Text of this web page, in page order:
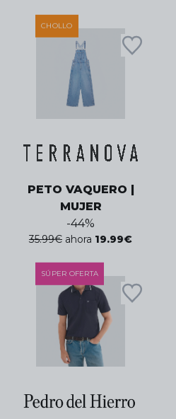
CHOLLO
PETO VAQUERO |
MUJER
-44%
35.99€ ahora 19.99€
SÚPER OFERTA